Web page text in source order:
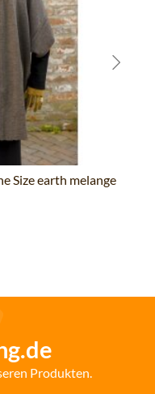
Size earth melange
Produkten.